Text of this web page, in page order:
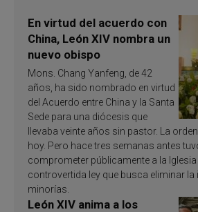
En virtud del acuerdo con
China, León XIV nombra un
nuevo obispo
Mons. Chang Yanfeng, de 42
años, ha sido nombrado en virtud
del Acuerdo entre China y la Santa
Sede para una diócesis que
llevaba veinte años sin pastor. La
hoy. Pero hace tres semanas antes
comprometer públicamente a la
controvertida ley que busca eliminar la
minorías.
León XIV anima a los